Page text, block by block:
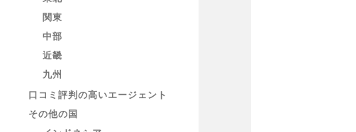
関東
中部
近畿
九州
口コミ評判の高いエージェント
その他の国